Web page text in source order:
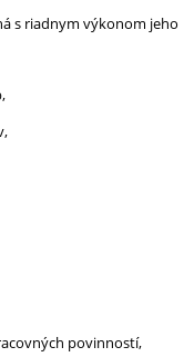
s riadnym výkonom jeho
povinností,